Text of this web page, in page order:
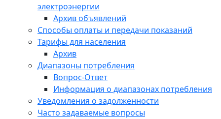
электроэнергии
Архив объявлений
Способы оплаты и передачи показаний
Тарифы для населения
Архив
Диапазоны потребления
Вопрос-Ответ
Информация о диапазонах потребления
Уведомления о задолженности
Часто задаваемые вопросы